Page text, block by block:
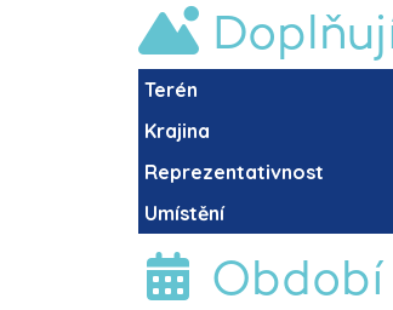
Terén
Krajina
Reprezentativnost
Umístění